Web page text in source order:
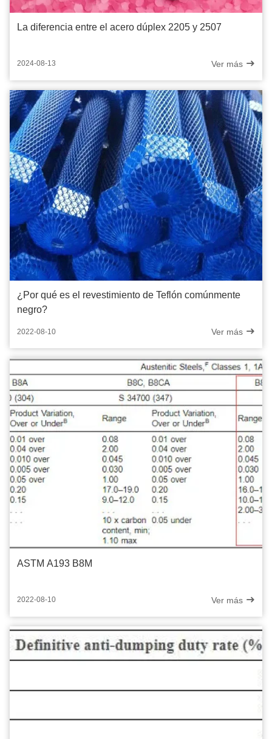
La diferencia entre el acero dúplex 2205 y 2507
2024-08-13 Ver más
¿Por qué es el revestimiento de Teflón comúnmente
negro?
2022-08-10 Ver más
ASTM A193 B8M
2022-08-10 Ver más